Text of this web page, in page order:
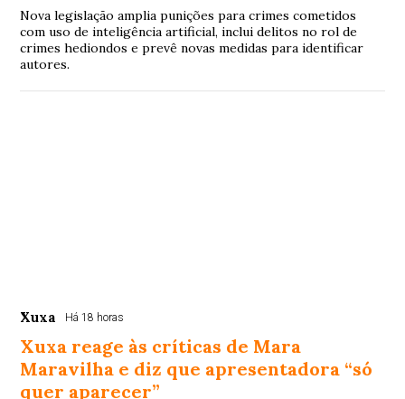
Nova legislação amplia punições para crimes cometidos
com uso de inteligência artificial, inclui delitos no rol de
crimes hediondos e prevê novas medidas para identificar
autores.
Xuxa Há 18 horas
Xuxa reage às críticas de Mara
Maravilha e diz que apresentadora “só
quer aparecer”